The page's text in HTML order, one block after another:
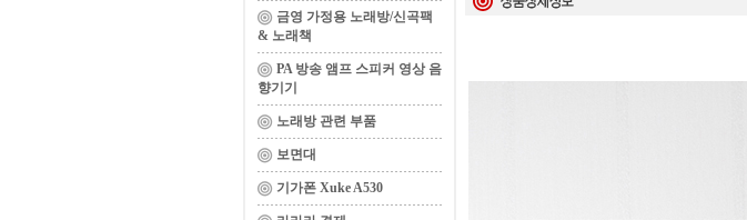
금영 가정용 노래방/신곡팩
& 노래책
PA 방송 앰프 스피커 영상 음
향기기
노래방 관련 부품
보면대
기가폰 Xuke A530